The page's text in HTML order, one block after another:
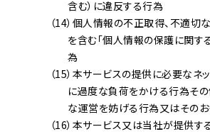
含む）に違反する行為
（14）個人情報の不正取得、不適切
を含む「個人情報の保護に関す
為
（15）本サービスの提供に必要なネ
に過度な負荷をかける行為そ
な運営を妨げる行為又はその
（16）本サービス又は当社が提供